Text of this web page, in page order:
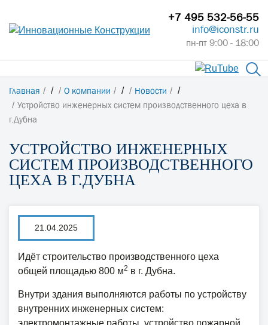
+7 495 532-56-55
info@iconstr.ru
пн-пт 9:00 - 18:00
Главная / О компании / Новости
/
Устройство инженерных систем производственного цеха в
г.Дубна
УСТРОЙСТВО ИНЖЕНЕРНЫХ
СИСТЕМ ПРОИЗВОДСТВЕННОГО
ЦЕХА В Г.ДУБНА
21.04.2025
Идёт строительство производственного цеха
общей площадью 800 м2 в г. Дубна.
Внутри здания выполняются работы по устройству
внутренних инженерных систем:
электромонтажные работы, устройство пожарной